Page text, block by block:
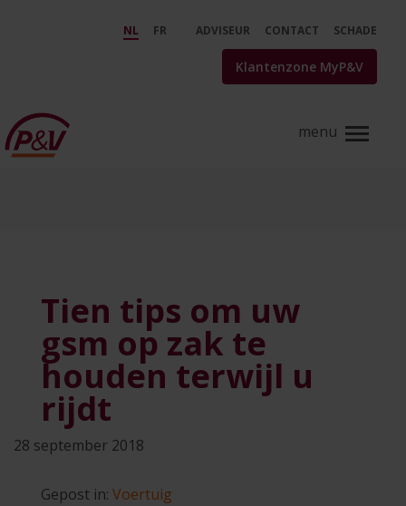
Tien tips om uw gsm op zak te
NL FR ADVISEUR CONTACT SCHADE
Klantenzone MyP&V
Tien tips om uw
gsm op zak te
houden terwijl u
rijdt
28 september 2018
Gepost in: Voertuig